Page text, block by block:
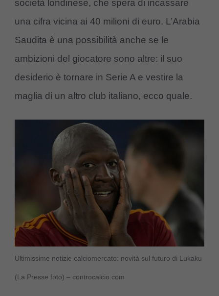
società londinese, che spera di incassare
una cifra vicina ai 40 milioni di euro. L’Arabia
Saudita è una possibilità anche se le
ambizioni del giocatore sono altre: il suo
desiderio è tornare in Serie A e vestire la
maglia di un altro club italiano, ecco quale.
Ultimissime notizie calciomercato: novità sul futuro di Lukaku
(La Presse foto) – controcalcio.com